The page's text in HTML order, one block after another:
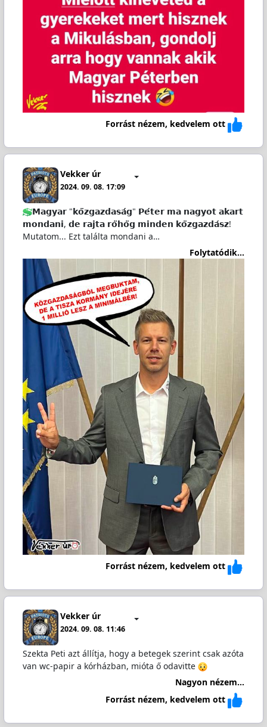
Forrást nézem, kedvelem ott
Vekker úr
2024. 09. 08. 17:09
𝗠𝗮𝗴𝘆𝗮𝗿 "𝗸𝗼̈𝘇𝗴𝗮𝘇𝗱𝗮𝘀𝗮́𝗴" 𝗣𝗲́𝘁𝗲𝗿 𝗺𝗮 𝗻𝗮𝗴𝘆𝗼𝘁 𝗮𝗸𝗮𝗿𝘁
𝗺𝗼𝗻𝗱𝗮𝗻𝗶, 𝗱𝗲 𝗿𝗮𝗷𝘁𝗮 𝗿𝗼̈𝗵𝗼̈𝗴 𝗺𝗶𝗻𝗱𝗲𝗻 𝗸𝗼̈𝘇𝗴𝗮𝘇𝗱𝗮́𝘀𝘇!
Mutatom... Ezt találta mondani a…
Folytatódik...
Forrást nézem, kedvelem ott
Vekker úr
2024. 09. 08. 11:46
Szekta Peti azt állítja, hogy a betegek szerint csak azóta
van wc-papir a kórházban, mióta ő odavitte
Nagyon nézem...
Forrást nézem, kedvelem ott